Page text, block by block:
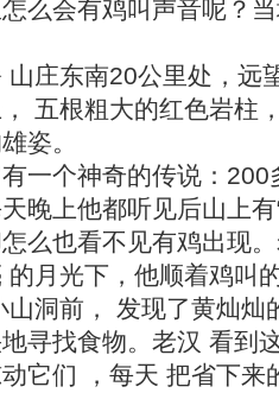
么会有鸡叫声音呢？
庄东南20公里处，远
五根粗大的红色岩柱
姿。
个神奇的传说：200
晚上他都听见后山上有
么也看不见有鸡出现
月光下，他顺着鸡叫
洞前， 发现了黄灿灿
寻找食物。老汉 看到
它们 ，每天 把省下来